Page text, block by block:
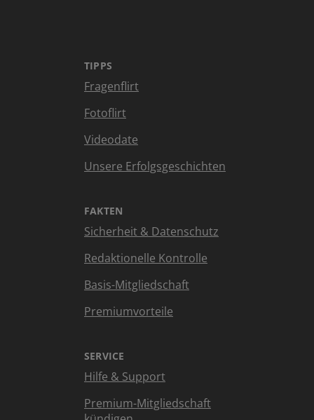
TIPPS
Fragenflirt
Fotoflirt
Videodate
Unsere Erfolgsgeschichten
FAKTEN
Sicherheit & Datenschutz
Redaktionelle Kontrolle
Basis-Mitgliedschaft
Premiumvorteile
SERVICE
Hilfe & Support
Premium-Mitgliedschaft